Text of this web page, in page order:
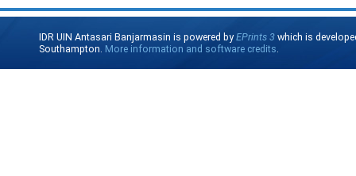
IDR UIN Antasari Banjarmasin is powered byEPrints 3 which is
Southampton. More information and software credits.